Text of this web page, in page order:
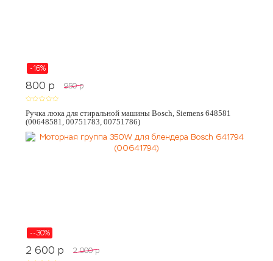
-16%
800 p 950 p
Ручка люка для стиральной машины Bosch, Siemens 648581
(00648581, 00751783, 00751786)
--30%
2 600 p 2 000 p